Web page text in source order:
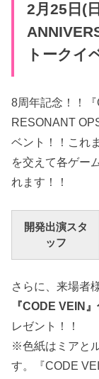
2月25日(
トークイ
8周年記念！！
RESONANT
ベント！！これ
を交えて各ゲー
れます！！
開発出演スタ
ッフ
さらに、来場者
『CODE VEIN
レゼント！！
※色紙はミアと
す。『CODE